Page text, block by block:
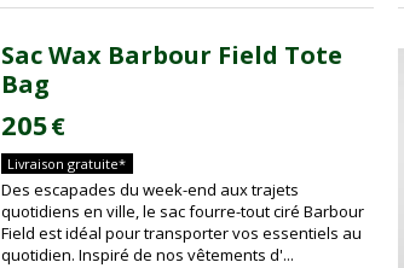
Sac Wax Barbour Field Tote
Bag
205€
Livraison gratuite*
Des escapades du week-end aux trajets
quotidiens en ville, le sac fourre-tout ciré Barbour
Field est idéal pour transporter vos essentiels au
quotidien. Inspiré de nos vêtements d'...